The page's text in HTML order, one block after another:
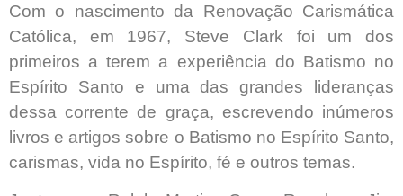
Com o nascimento da Renovação Carismática
Católica, em 1967, Steve Clark foi um dos
primeiros a terem a experiência do Batismo no
Espírito Santo e uma das grandes lideranças
dessa corrente de graça, escrevendo inúmeros
livros e artigos sobre o Batismo no Espírito Santo,
carismas, vida no Espírito, fé e outros temas.